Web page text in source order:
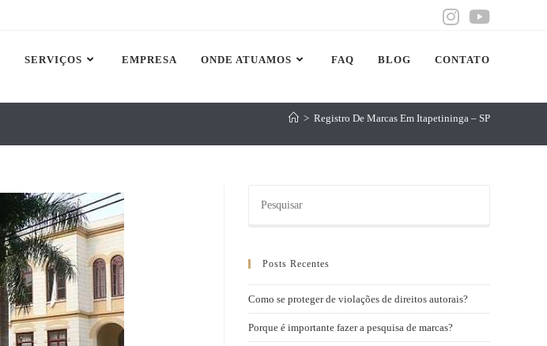
SERVIÇOS EMPRESA ONDE ATUAMOS FAQ BLOG CONTATO
> Registro De Marcas Em Itapetininga – SP
Posts Recentes
Como se proteger de violações de direitos autorais?
Porque é importante fazer a pesquisa de marcas?